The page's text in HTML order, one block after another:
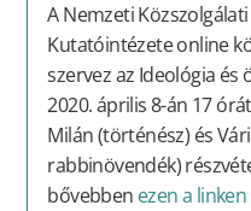
A Nemzeti
Kutatóintézete online
szervez az Ideológia
2020. április 8-án 17
Milán (történész) és
rabbinövendék)
bővebben ezen a